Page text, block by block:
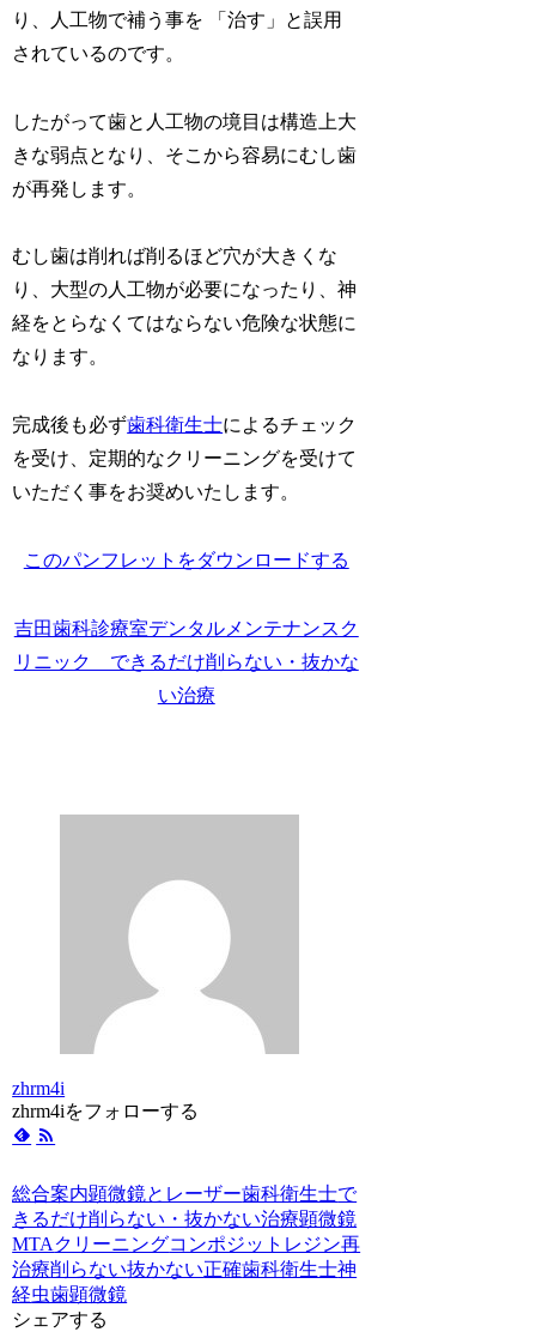
り、人工物で補う事を 「治す」と誤用
されているのです。
したがって歯と人工物の境目は構造上大
きな弱点となり、そこから容易にむし歯
が再発します。
むし歯は削れば削るほど穴が大きくな
り、大型の人工物が必要になったり、神
経をとらなくてはならない危険な状態に
なります。
完成後も必ず歯科衛生士によるチェック
を受け、定期的なクリーニングを受けて
いただく事をお奨めいたします。
このパンフレットをダウンロードする
吉田歯科診療室デンタルメンテナンスク
リニック できるだけ削らない・抜かな
い治療
zhrm4i
zhrm4iをフォローする
総合案内顕微鏡とレーザー歯科衛生士で
きるだけ削らない・抜かない治療顕微鏡
MTA クリーニングコンポジットレジン再
治療削らない抜かない正確歯科衛生士神
経虫歯顕微鏡
シェアする